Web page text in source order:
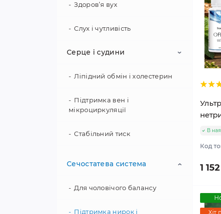
Здоров’я вух
Слух і чутливість
Серце і судини
Ліпідний обмін і холестерин
Підтримка вен і
мікроциркуляції
Стабільний тиск
Сечостатева система
Для чоловічого балансу
Підтримка нирок і
В
Код
1
Хіт